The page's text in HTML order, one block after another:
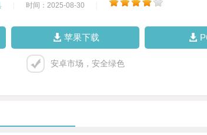
时间：2025-08-30
苹果下载
安卓市场，安全绿色